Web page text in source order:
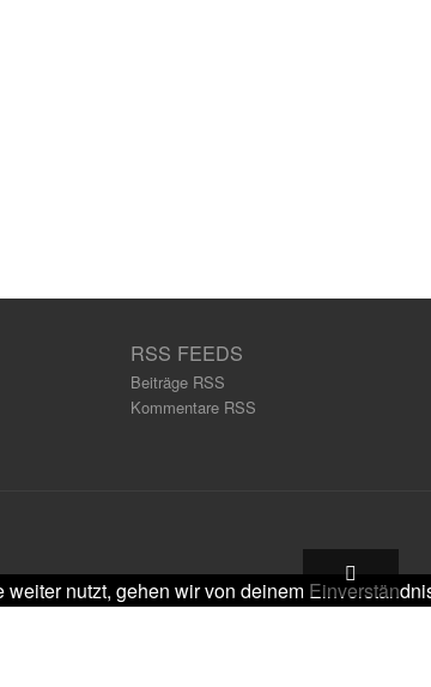
RSS FEEDS
Beiträge RSS
Kommentare RSS
nutzt, gehen wir von deinem